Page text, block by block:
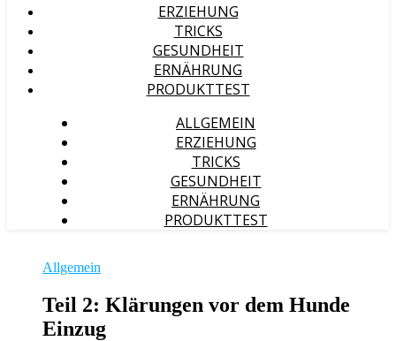
ERZIEHUNG
TRICKS
GESUNDHEIT
ERNÄHRUNG
PRODUKTTEST
ALLGEMEIN
ERZIEHUNG
TRICKS
GESUNDHEIT
ERNÄHRUNG
PRODUKTTEST
Allgemein
Teil 2: Klärungen vor dem Hunde
Einzug